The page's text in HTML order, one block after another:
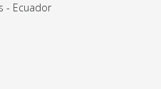
- Ecuador